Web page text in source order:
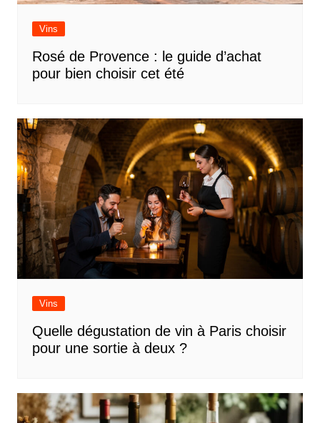
Vins
Rosé de Provence : le guide d’achat
pour bien choisir cet été
Vins
Quelle dégustation de vin à Paris choisir
pour une sortie à deux ?